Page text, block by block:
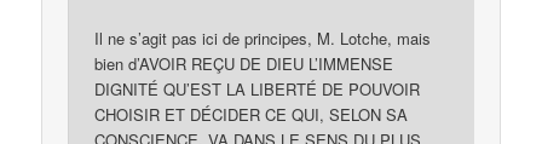
Il ne s’agit pas ici de principes, M. Lotche, mais
bien d’AVOIR REÇU DE DIEU L’IMMENSE
DIGNITÉ QU’EST LA LIBERTÉ DE POUVOIR
CHOISIR ET DÉCIDER CE QUI, SELON SA
CONSCIENCE, VA DANS LE SENS DU PLUS